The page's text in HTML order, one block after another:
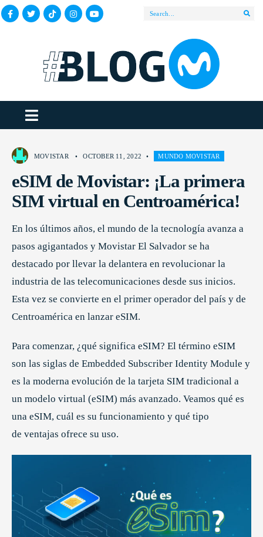
MOVISTAR • OCTOBER 11, 2022 • MUNDO MOVISTAR
eSIM de Movistar: ¡La primera
SIM virtual en Centroamérica!
En los últimos años, el mundo de la tecnología avanza a
pasos agigantados y Movistar El Salvador se ha
destacado por llevar la delantera en revolucionar la
industria de las telecomunicaciones desde sus inicios.
Esta vez se convierte en el primer operador del país y de
Centroamérica en lanzar eSIM.
Para comenzar, ¿qué significa eSIM? El término eSIM
son las siglas de Embedded Subscriber Identity Module y
es la moderna evolución de la tarjeta SIM tradicional a
un modelo virtual (eSIM) más avanzado. Veamos qué es
una eSIM, cuál es su funcionamiento y qué tipo
de ventajas ofrece su uso.